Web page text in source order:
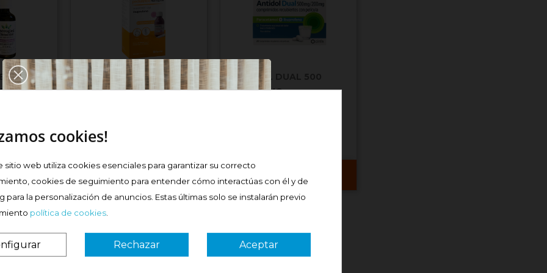
EN...
GELOPROFEN
PEDIATRICO 40 MG/ML...
ANTIDOL DUAL 500
MG/200 MG...
Comprar
¿Es tu primera vez? ¡SORPRESA!
cookies!
sitio web utiliza cookies esenciales para garantizar su correcto
cookies de seguimiento para entender cómo interactúas con él y de
para la personalización de anuncios. Estas últimas solo se instalarán previo
política de cookies
Rechazar Aceptar